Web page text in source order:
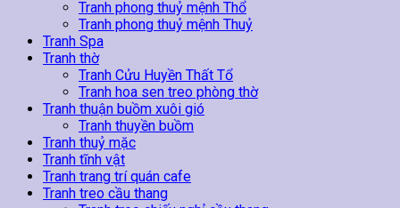
Tranh phong thuỷ mệnh Thổ
Tranh phong thuỷ mệnh Thuỷ
Tranh Spa
Tranh thờ
Tranh Cửu Huyền Thất Tổ
Tranh hoa sen treo phòng thờ
Tranh thuận buồm xuôi gió
Tranh thuyền buồm
Tranh thuỷ mặc
Tranh tĩnh vật
Tranh trang trí quán cafe
Tranh treo cầu thang